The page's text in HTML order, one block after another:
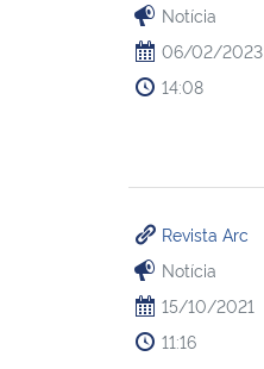
Notícia
06/02/2023
14:08
Revista Arc
Notícia
15/10/2021
11:16